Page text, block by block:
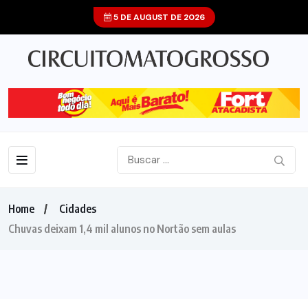
5 DE AUGUST DE 2026
Home
Cidades
Chuvas deixam 1,4 mil alunos no Nortão sem aulas